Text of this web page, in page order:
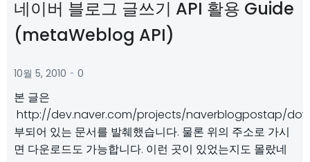
네이버 블로그 글쓰기 API 활용 Guide
(metaWeblog API)
10월 5, 2010 - 0
본 글은
http://dev.naver.com/projects/naverblogpostap/
부되어 있는 문서를 발췌했습니다. 물론 위의 주소로 가시
면 다운로드도 가능합니다. 이런 곳이 있었는지도 몰랐네